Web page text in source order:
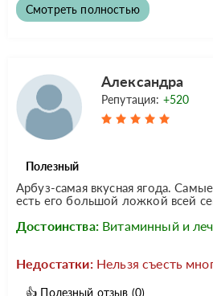
Смотреть полностью
Александра
Репутация: +520
Полезный
Арбуз-самая вкусная ягода.
есть его большой ложкой всей
Достоинства: Витаминный и
Недостатки: Нельзя съесть
👍 Полезный отзыв (0)